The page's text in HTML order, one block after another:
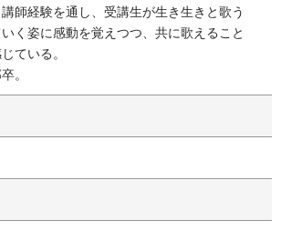
師経験を通し、受講生が生き生きと歌う
く姿に感動を覚えつつ、共に歌えること
ている。
。